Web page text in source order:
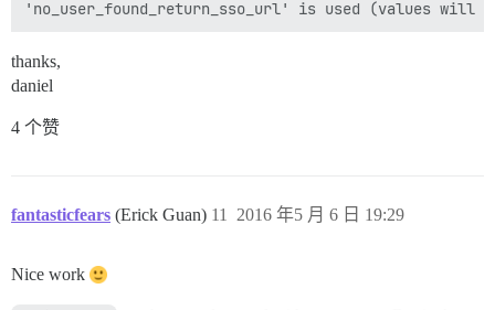
thanks,
daniel
4 个赞
fantasticfears (Erick Guan) 2016 年5 月 6 日 19:29
11
Nice work